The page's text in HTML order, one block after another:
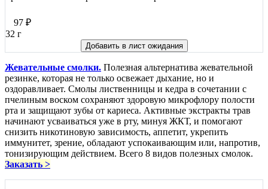
97 ₽
32 г
Добавить в лист ожидания
Жевательные смолки. Полезная альтернатива жевательной
резинке, которая не только освежает дыхание, но и
оздоравливает. Смолы лиственницы и кедра в сочетании с
пчелиным воском сохраняют здоровую микрофлору полости
рта и защищают зубы от кариеса. Активные экстракты трав
начинают усваиваться уже в рту, минуя ЖКТ, и помогают
снизить никотиновую зависимость, аппетит, укрепить
иммунитет, зрение, обладают успокаивающим или, напротив,
тонизирующим действием. Всего 8 видов полезных смолок.
Заказать >